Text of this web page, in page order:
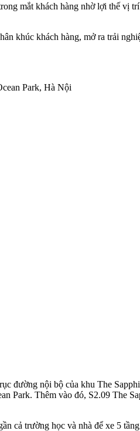
mắt khách hàng nhờ lợi thế vị
khúc khách hàng, mở ra trải
Park, Hà Nội
đường nội bộ của khu The
Park. Thêm vào đó, S2.09 The
cả trường học và nhà để xe 5